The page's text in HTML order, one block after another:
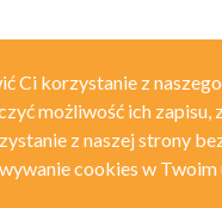
Ci korzystanie z
możliwość ich zapisu,
z naszej strony
cookies w Twoim